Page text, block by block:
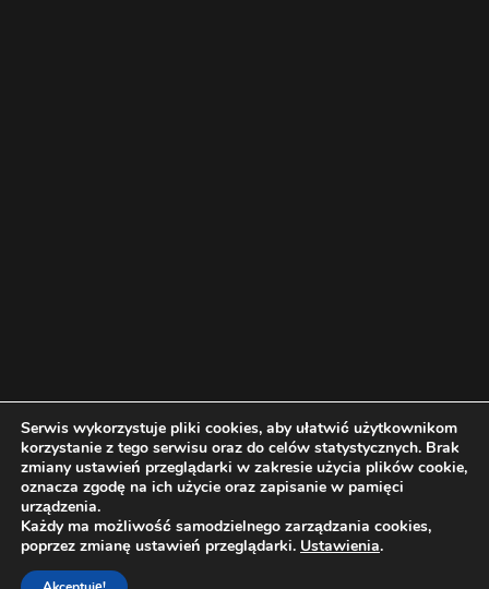
Wszelkie prawa zastrzeżone 2019 | DZS w Karpaczu
Serwis wykorzystuje pliki cookies, aby ułatwić użytkownikom
korzystanie z tego serwisu oraz do celów statystycznych. Brak
zmiany ustawień przeglądarki w zakresie użycia plików cookie,
oznacza zgodę na ich użycie oraz zapisanie w pamięci
urządzenia.
Każdy ma możliwość samodzielnego zarządzania cookies,
poprzez zmianę ustawień przeglądarki. Ustawienia.